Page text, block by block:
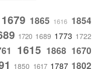
1679 1865 1616 1854
1720 1689 1773 1722
1615 1868 1670
1850 1617 1787 1802